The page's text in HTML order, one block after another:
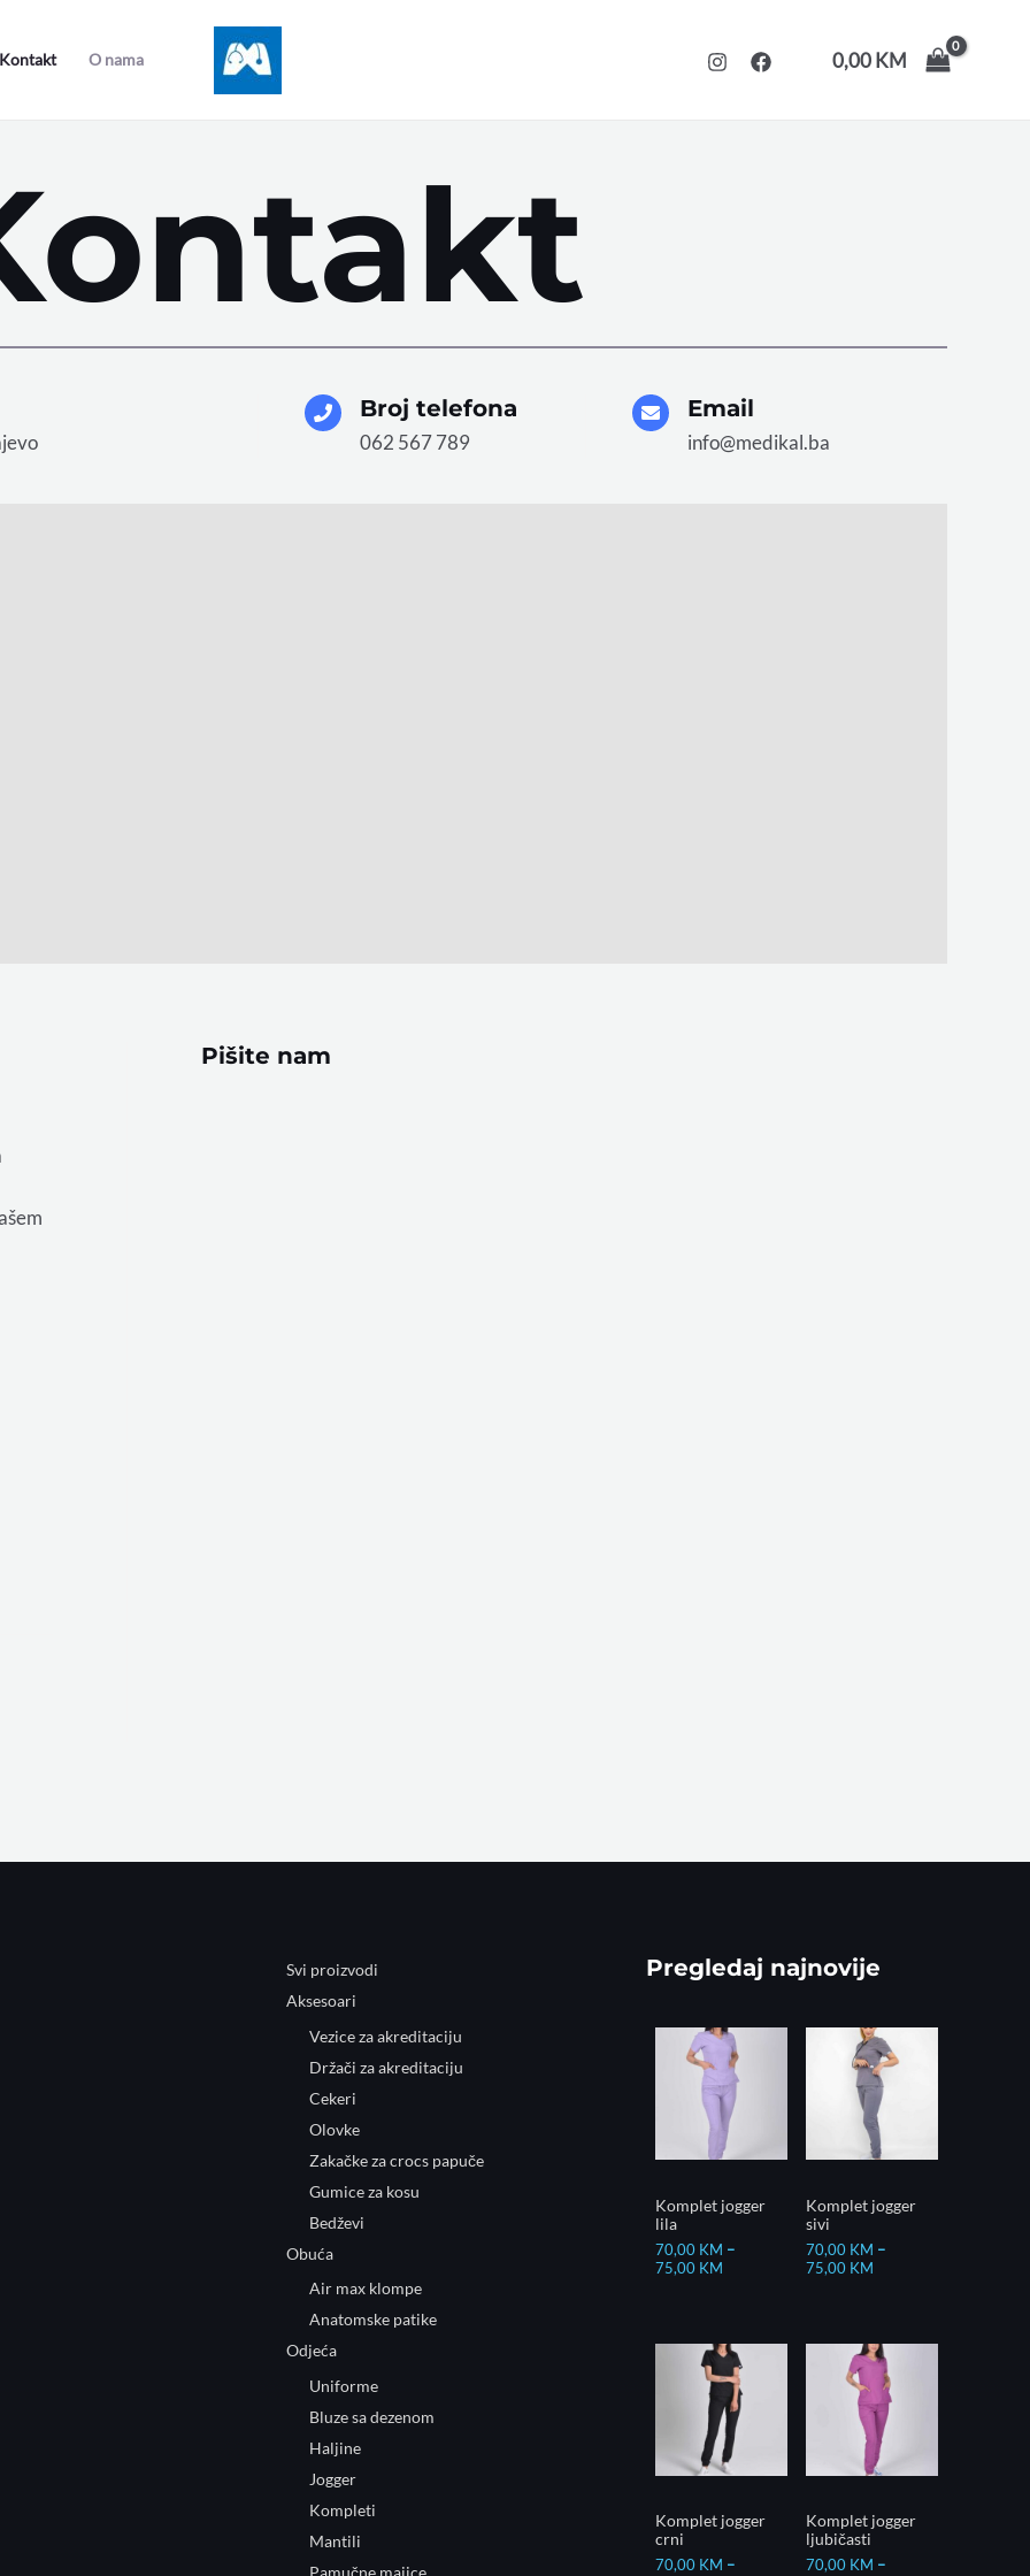
Kontakt O nama 0,00KM
Broj telefona
062 567 789
Email
info@medikal.ba
Pišite nam
Svi proizvodi
Aksesoari
Vezice za akreditaciju
Držači za akreditaciju
Cekeri
Olovke
Zakačke za crocs papuče
Gumice za kosu
Bedževi
Obuća
Air max klompe
Anatomske patike
Odjeća
Uniforme
Bluze sa dezenom
Haljine
Jogger
Kompleti
Mantili
Pamučne majice
Pregledaj najnovije
Komplet jogger
lila
70,00 KM –
75,00 KM
Komplet jogger
sivi
70,00 KM –
75,00 KM
Komplet jogger
crni
70,00 KM –
Komplet jogger
ljubičasti
70,00 KM –